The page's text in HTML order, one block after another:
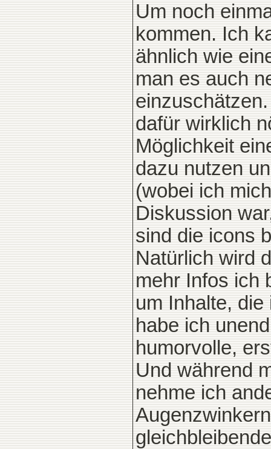
Um noch
kommen. Ich
ähnlich wie
man es auch
dafür wirklich
Möglichkeit
dazu nutzen
(wobei ich
Diskussion
sind die icons
Natürlich wird
mehr Infos ich
um Inhalte,
habe ich
humorvolle,
Und während
nehme ich